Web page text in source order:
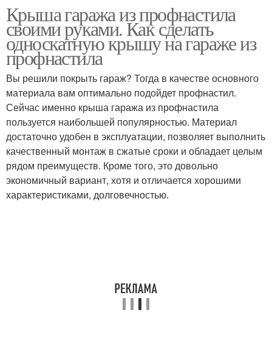
монтажа
Гараж под профнастил
Обрешетки под
профнастил
Крыша из профнастила
Крыша гаража из профнастила
своими руками. Как сделать
односкатную крышу на гараже из
профнастила
Вы решили покрыть гараж? Тогда в качестве основного
материала вам оптимально подойдет профнастил.
Сейчас именно крыша гаража из профнастила
пользуется наибольшей популярностью. Материал
достаточно удобен в эксплуатации, позволяет выполнить
качественный монтаж в сжатые сроки и обладает целым
рядом преимуществ. Кроме того, это довольно
экономичный вариант, хотя и отличается хорошими
характеристиками, долговечностью.